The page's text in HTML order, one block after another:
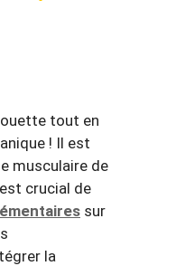
tout en
! Il est
musculaire de
crucial de
sur
la